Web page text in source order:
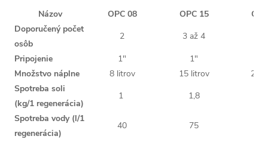
Názov OPC 08 OPC 15
Doporučený počet
osôb
2 3 až 4
Pripojenie
1" 1"
Množstvo náplne
8 litrov 15 litrov
25
Spotreba soli
(kg/1 regenerácia)
1 1,8
Spotreba vody (l/1
regenerácia)
40 75